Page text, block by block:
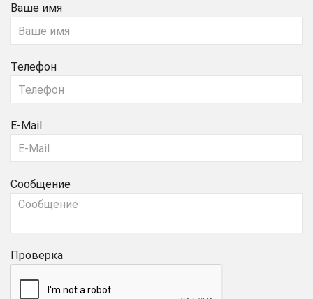
Ваше имя
Телефон
E-Mail
Сообщение
Проверка